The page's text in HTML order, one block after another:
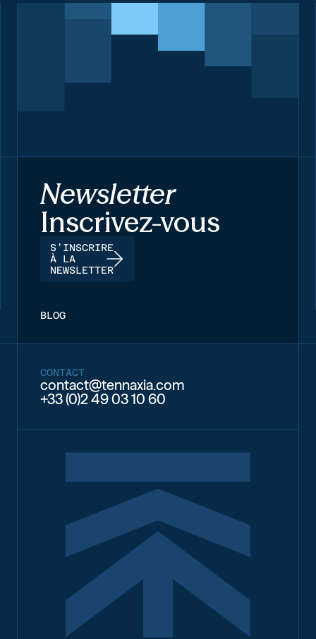
Newsletter
Inscrivez-vous
S’INSCRIRE
À LA
NEWSLETTER
BLOG
CONTACT
contact@tennaxia.com
+33 (0)2 49 03 10 60